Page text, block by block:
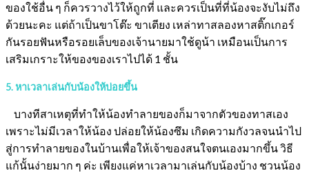
ของใช้อื่น ๆ ก็ควรวางไว้ให้ถูกที่ และควรเป็นที่ที่น้องจะงับไม่ถึง
ด้วยนะคะ แต่ถ้าเป็นขาโต๊ะ ขาเตียง เหล่าทาสลองหาสติ๊กเกอร์
กันรอยฟันหรือรอยเล็บของเจ้านายมาใช้ดูน้า เหมือนเป็นการ
เสริมเกราะให้ของของเราไปได้ 1 ชั้น
5. หาเวลาเล่นกับน้องให้บ่อยขึ้น
บางทีสาเหตุที่ทำให้น้องทำลายของก็มาจากตัวของทาสเอง
เพราะไม่มีเวลาให้น้อง ปล่อยให้น้องซึม เกิดความกังวลจนนำไป
สู่การทำลายของในบ้านเพื่อให้เจ้าของสนใจตนเองมากขึ้น วิธี
แก้นั้นง่ายมาก ๆ ค่ะ เพียงแค่หาเวลามาเล่นกับน้องบ้าง ชวนน้อง